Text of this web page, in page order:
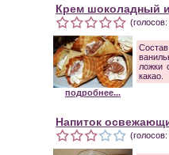
Крем шоколадный
подробнее...
ложки
какао.
Напиток